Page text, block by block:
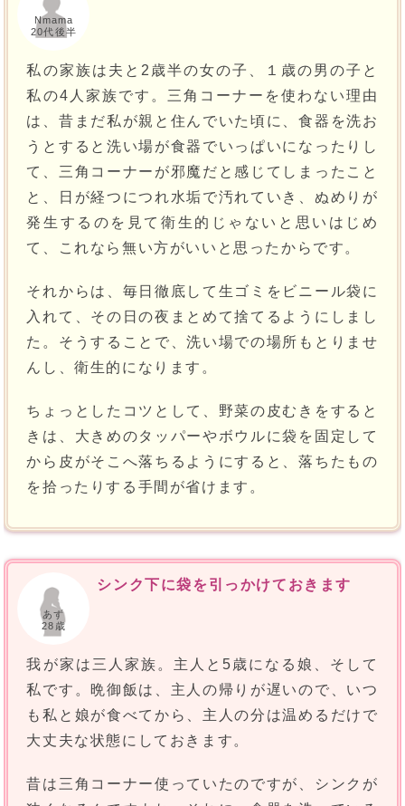
Nmama
20代後半
私の家族は夫と2歳半の女の子、１歳の男の子と
私の4人家族です。三角コーナーを使わない理由
は、昔まだ私が親と住んでいた頃に、食器を洗お
うとすると洗い場が食器でいっぱいになったりし
て、三角コーナーが邪魔だと感じてしまったこと
と、日が経つにつれ水垢で汚れていき、ぬめりが
発生するのを見て衛生的じゃないと思いはじめ
て、これなら無い方がいいと思ったからです。
それからは、毎日徹底して生ゴミをビニール袋に
入れて、その日の夜まとめて捨てるようにしまし
た。そうすることで、洗い場での場所もとりませ
んし、衛生的になります。
ちょっとしたコツとして、野菜の皮むきをすると
きは、大きめのタッパーやボウルに袋を固定して
から皮がそこへ落ちるようにすると、落ちたもの
を拾ったりする手間が省けます。
あず
28歳
シンク下に袋を引っかけておきます
我が家は三人家族。主人と5歳になる娘、そして
私です。晩御飯は、主人の帰りが遅いので、いつ
も私と娘が食べてから、主人の分は温めるだけで
大丈夫な状態にしておきます。
昔は三角コーナー使っていたのですが、シンクが